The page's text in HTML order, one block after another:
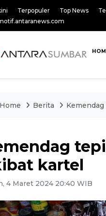
Terpopuler Top News
Home Berita
kartel
4 Maret 2024 20:40 WIB